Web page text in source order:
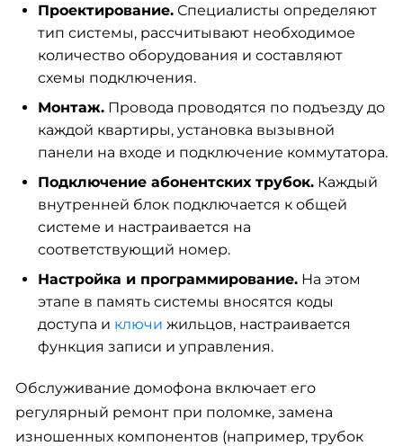
Проектирование.Специалисты определяют
тип системы, рассчитывают необходимое
количество оборудования и составляют
схемы подключения.
Монтаж.Провода проводятся по подъезду до
каждой квартиры, установка вызывной
панели на входе и подключение коммутатора.
Подключение абонентских трубок.Каждый
внутренней блок подключается к общей
системе и настраивается на
соответствующий номер.
Настройка и программирование.На этом
этапе в память системы вносятся коды
доступа и ключи жильцов, настраивается
функция записи и управления.
Обслуживание домофона включает его
регулярный ремонт при поломке, замена
изношенных компонентов (например, трубок